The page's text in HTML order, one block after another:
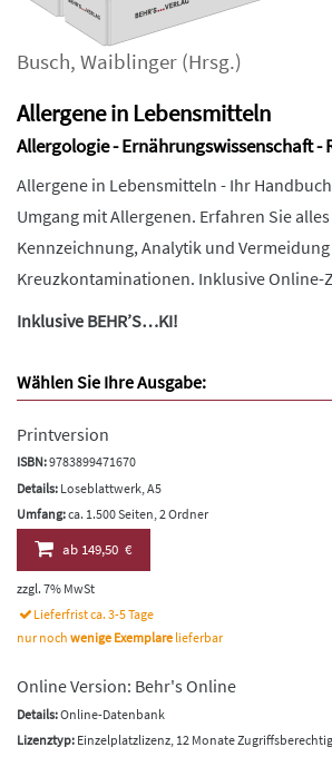
Busch, Waiblinger (Hrsg.)
Allergene in Lebensmitteln
Allergologie - Ernährungswissenschaft -
Allergene in Lebensmitteln - Ihr
Umgang mit Allergenen. Erfahren Sie
Kennzeichnung, Analytik und
Kreuzkontaminationen. Inklusive Online-
Inklusive BEHR’S…KI!
Wählen Sie Ihre Ausgabe:
Printversion
ISBN:9783899471670
Details: Loseblattwerk, A5
Umfang:ca. 1.500 Seiten, 2 Ordner
ab149,50 €
zzgl. 7% MwSt
Lieferfrist ca. 3-5 Tage
nur noch wenige Exemplare lieferbar
Online Version: Behr's Online
Details:Online-Datenbank
Lizenztyp: Einzelplatzlizenz, 12 Monate